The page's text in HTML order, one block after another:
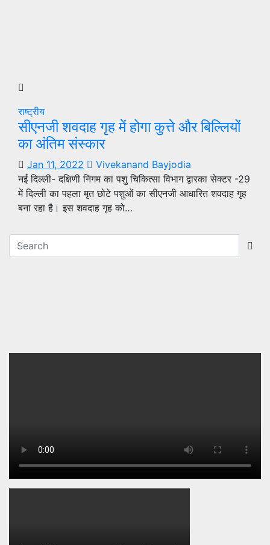
राष्ट्रीय
सीएनजी शवदाह गृह में होगा कुत्ते और बिल्लियों
का अंतिम संस्कार
Jan 11, 2022
Vivekanand Bayjodia
नई दिल्ली- दक्षिणी निगम का पशु चिकित्सा विभाग द्वारका सेक्टर -29
में दिल्ली का पहला मृत छोटे पशुओं का सीएनजी आधारित शवदाह गृह
बना रहा है। इस शवदाह गृह को…